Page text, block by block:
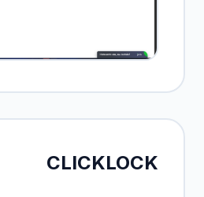
CLICKLOCK